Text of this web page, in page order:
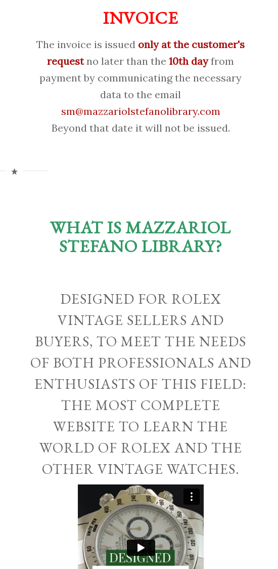
INVOICE
The invoice is issued only at the customer's
requestno later than the10th dayfrom
payment by communicating the necessary
data to the email
sm@mazzariolstefanolibrary.com
Beyond that date it will not be issued.
WHAT IS MAZZARIOL
STEFANO LIBRARY?
DESIGNED FOR ROLEX
VINTAGE SELLERS AND
BUYERS, TO MEET THE NEEDS
OF BOTH PROFESSIONALS AND
ENTHUSIASTS OF THIS FIELD:
THE MOST COMPLETE
WEBSITE TO LEARN THE
WORLD OF ROLEX AND THE
OTHER VINTAGE WATCHES.